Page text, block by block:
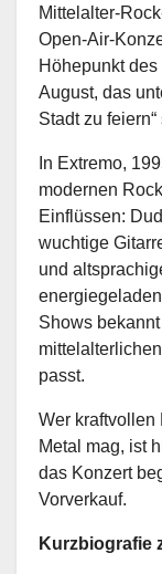
Mittelalter-
Open-Air-
Höhepunkt
August, das
Stadt zu feiern“
In Extremo,
modernen
Einflüssen:
wuchtige
und
Shows
passt.
Wer kraftvollen
Metal mag, ist
das Konzert
Vorverkauf.
Kurzbiografie